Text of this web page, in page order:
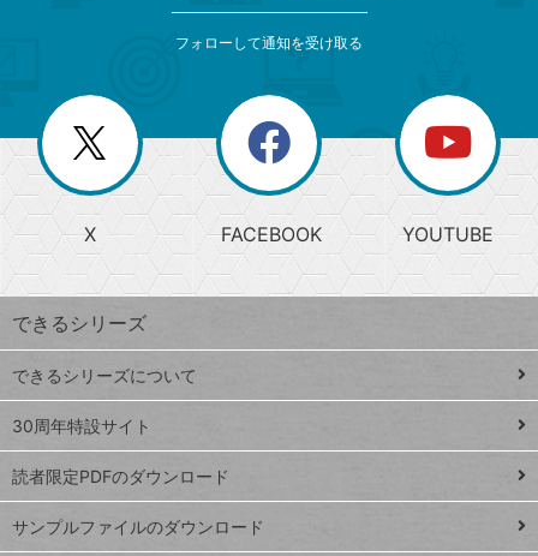
じ
る
search
検
索
上
昇
ワ
ー
ド
Google
スプレ
ッドシ
ート
iPhone
VLOOKUP
閉
じ
る
ー
か
ら
探
す
ト
ッ
プ
ペ
ジ
フォローして通知を受け取る
X FACEBOOK YOUTUBE
できるシリーズ
できるシリーズについて
30周年特設サイト
読者限定PDFのダウンロード
サンプルファイルのダウンロード